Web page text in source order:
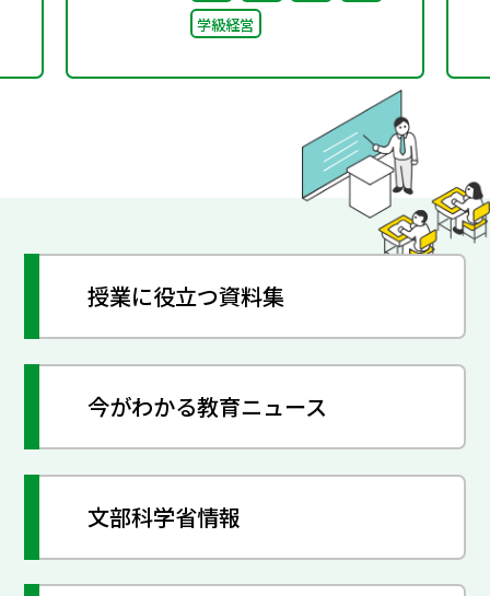
学級経営
授業に役立つ資料集
今がわかる教育ニュース
文部科学省情報